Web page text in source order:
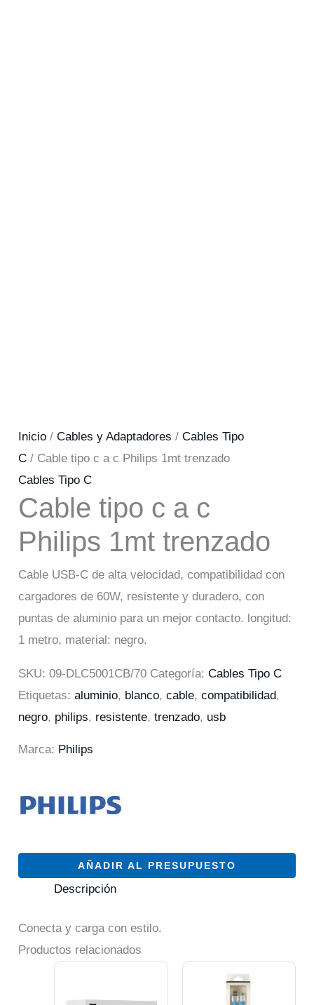
Inicio /Cables y Adaptadores /Cables Tipo
C / Cable tipo c a c Philips 1mt trenzado
Cables Tipo C
Cable tipo c a c
Philips 1mt trenzado
Cable USB-C de alta velocidad, compatibilidad con
cargadores de 60W, resistente y duradero, con
puntas de aluminio para un mejor contacto. longitud:
1 metro, material: negro.
SKU:09-DLC5001CB/70 Categoría:Cables Tipo C
Etiquetas:aluminio, blanco,cable,compatibilidad,
negro, philips, resistente,trenzado, usb
Marca: Philips
AÑADIR AL PRESUPUESTO
Descripción
Conecta y carga con estilo.
Productos relacionados